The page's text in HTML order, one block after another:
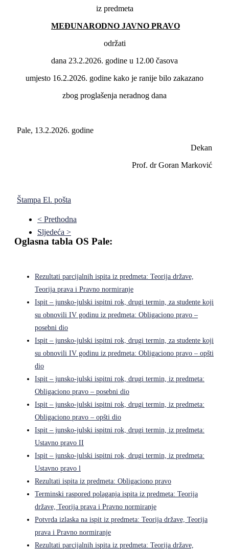
iz predmeta
MEĐUNARODNO JAVNO PRAVO
održati
dana 23.2.2026. godine u 12.00 časova
umjesto 16.2.2026. godine kako je ranije bilo zakazano
zbog proglašenja neradnog dana
Pale, 13.2.2026. godine
Dekan
Prof. dr Goran Marković
Štampa El. pošta
< Prethodna
Sljedeća >
Oglasna tabla OS Pale:
Rezultati parcijalnih ispita iz predmeta: Teorija države,
Teorija prava i Pravno normiranje
Ispit – junsko-julski ispitni rok, drugi termin, za studente koji
su obnovili IV godinu iz predmeta: Obligaciono pravo –
posebni dio
Ispit – junsko-julski ispitni rok, drugi termin, za studente koji
su obnovili IV godinu iz predmeta: Obligaciono pravo – opšti
dio
Ispit – junsko-julski ispitni rok, drugi termin, iz predmeta:
Obligaciono pravo – posebni dio
Ispit – junsko-julski ispitni rok, drugi termin, iz predmeta:
Obligaciono pravo – opšti dio
Ispit – junsko-julski ispitni rok, drugi termin, iz predmeta:
Ustavno pravo II
Ispit – junsko-julski ispitni rok, drugi termin, iz predmeta:
Ustavno pravo l
Rezultati ispita iz predmeta: Obligaciono pravo
Terminski raspored polaganja ispita iz predmeta: Teorija
države, Teorija prava i Pravno normiranje
Potvrda izlaska na ispit iz predmeta: Teorija države, Teorija
prava i Pravno normiranje
Rezultati parcijalnih ispita iz predmeta: Teorija države,